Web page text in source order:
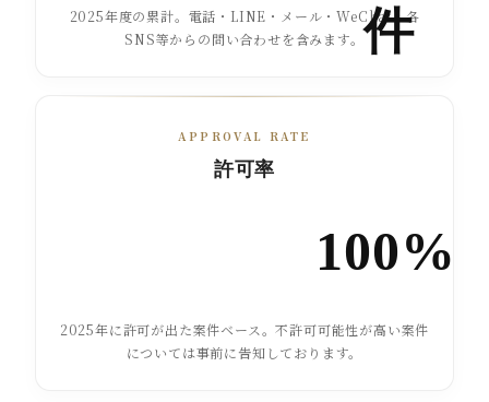
件
2025年度の累計。電話・LINE・メール・WeChat・各
SNS等からの問い合わせを含みます。
APPROVAL RATE
許可率
100%
2025年に許可が出た案件ベース。不許可可能性が高い案件
については事前に告知しております。